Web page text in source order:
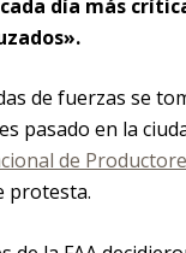
día más
de fuerzas se
pasado en la
de
protesta.